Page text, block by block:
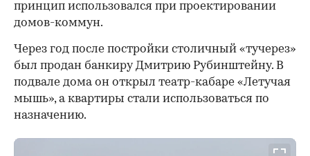
принцип использовался при проектировании
домов-коммун.
Через год после постройки столичный «тучерез»
был продан банкиру Дмитрию Рубинштейну. В
подвале дома он открыл театр-кабаре «Летучая
мышь», а квартиры стали использоваться по
назначению.